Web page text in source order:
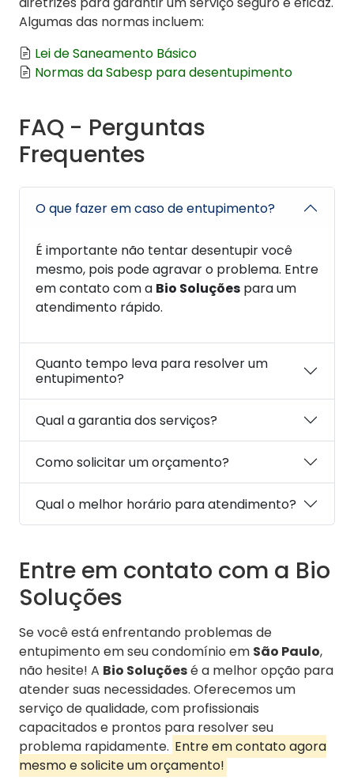
Algumas das normas incluem:
Lei de Saneamento Básico
Normas da Sabesp para desentupimento
FAQ - Perguntas
Frequentes
O que fazer em caso de entupimento?
É importante não tentar desentupir você
mesmo, pois pode agravar o problema. Entre
em contato com a Bio Soluções para um
atendimento rápido.
Quanto tempo leva para resolver um
entupimento?
Qual a garantia dos serviços?
Como solicitar um orçamento?
Qual o melhor horário para atendimento?
Entre em contato com a Bio
Soluções
Se você está enfrentando problemas de
entupimento em seu condomínio em São Paulo,
não hesite! A Bio Soluçõesé a melhor opção para
atender suas necessidades. Oferecemos um
serviço de qualidade, com profissionais
capacitados e prontos para resolver seu
problema rapidamente. Entre em contato agora
mesmo e solicite um orçamento!